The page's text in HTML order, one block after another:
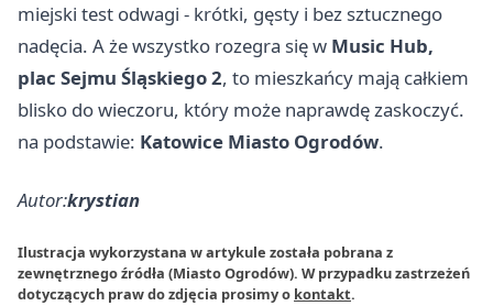
miejski test odwagi - krótki, gęsty i bez sztucznego
nadęcia. A że wszystko rozegra się w Music Hub,
plac Sejmu Śląskiego 2, to mieszkańcy mają całkiem
blisko do wieczoru, który może naprawdę zaskoczyć.
na podstawie: Katowice Miasto Ogrodów.
Autor:krystian
Ilustracja wykorzystana w artykule została pobrana z
zewnętrznego źródła (Miasto Ogrodów). W przypadku zastrzeżeń
dotyczących praw do zdjęcia prosimy o kontakt.